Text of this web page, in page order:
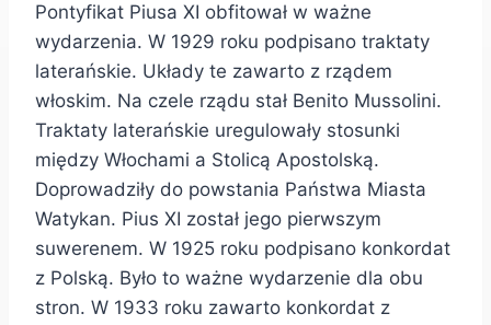
Pontyfikat Piusa XI obfitował w ważne
wydarzenia. W 1929 roku podpisano traktaty
laterańskie. Układy te zawarto z rządem
włoskim. Na czele rządu stał Benito Mussolini.
Traktaty laterańskie uregulowały stosunki
między Włochami a Stolicą Apostolską.
Doprowadziły do powstania Państwa Miasta
Watykan. Pius XI został jego pierwszym
suwerenem. W 1925 roku podpisano konkordat
z Polską. Było to ważne wydarzenie dla obu
stron. W 1933 roku zawarto konkordat z